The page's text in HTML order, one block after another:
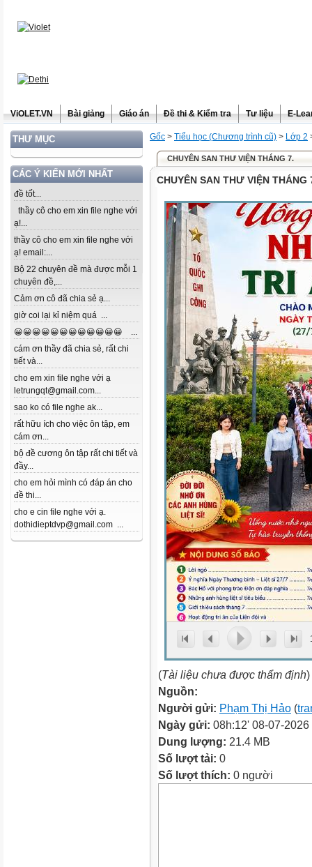
ViOLET.VN Bài giảng Giáo án Đề thi & Kiểm tra Tư liệu E-
THƯ MỤC
CÁC Ý KIẾN MỚI NHẤT
đề tốt...
thầy cô cho em xin file nghe với
ạ!...
thầy cô cho em xin file nghe với
ạ! email:...
Bộ 22 chuyên đề mà được mỗi 1
chuyên đề,...
Cảm ơn cô đã chia sẻ ạ...
giờ coi lại kỉ niệm quá ...
😀😀😀😀😀😀😀😀😀😀😀😀 ...
cám ơn thầy đã chia sẻ, rất chi
tiết và...
cho em xin file nghe với ạ
letrungqt@gmail.com...
sao ko có file nghe ak...
rất hữu ích cho việc ôn tập, em
cám ơn...
bộ đề cương ôn tập rất chi tiết và
đầy...
cho em hỏi mình có đáp án cho
đề thi...
cho e cin file nghe với ạ.
dothidieptdvp@gmail.com ...
Gốc > Tiểu học (Chương trình cũ) > Lớp 2
CHUYÊN SAN THƯ VIỆN THÁNG 7.
CHUYÊN SAN THƯ VIỆN THÁNG
(Tài liệu chưa được thẩm định)
Nguồn:
Người gửi: Phạm Thị Hảo (
Ngày gửi: 08h:12' 08-07-2026
Dung lượng: 21.4 MB
Số lượt tải: 0
Số lượt thích: 0 người